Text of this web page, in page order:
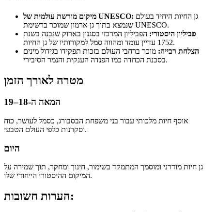
מיקום מורשת עולמית של UNESCO: גן החיות היחיד בעולם
שנמצא בתוך גן ארמון שמוכר ברשימת UNESCO.
פביליון היסטורי: הפביליון המרכזי בסגנון בארוק שנבנה בשנת
1752 עדיין עומד ומהווה סמל למקורותיו של גן החיות.
הצלחת רבייה: מוכר ברחבי העולם בזכות תפקידו בגידול מינים
בסכנת הכחדה כמו הפנדה הענקית והנמר הסיבירי.
מטרה לאורך הזמן
המאה ה-18–19
אוסף חיות מלכותי עבור בני משפחת הבסבורג, כסמל לעושר, כוח
וסקרנות כלפי העולם הטבעי.
היום
גן חיות מודרני ומוסמך המתמקד בשימור, חינוך ומחקר, תוך שמירה על
המיקום ההיסטורי הייחודי שלו.
הערות חשובות: